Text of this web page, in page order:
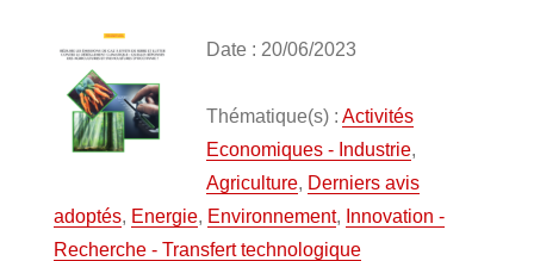
Date : 20/06/2023
Thématique(s) : Activités
Economiques - Industrie,
Agriculture, Derniers avis
adoptés, Energie, Environnement, Innovation -
Recherche - Transfert technologique